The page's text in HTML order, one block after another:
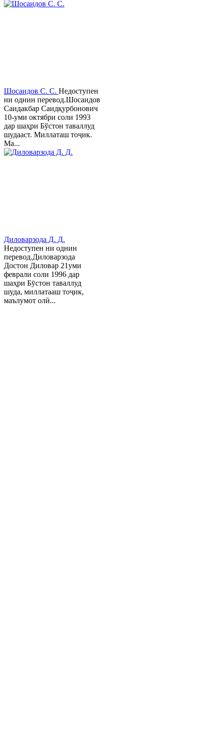
Шосаидов С. С. Недоступен
ни однин перевод.Шосаидов
Саидакбар Саидқурбонович
10-уми октябри соли 1993
дар шаҳри Бўстон таваллуд
шудааст. Миллаташ тоҷик.
Ма...
Диловарзода Д. Д.
Недоступен ни однин
перевод.Диловарзода
Достон Диловар 21уми
феврали соли 1996 дар
шаҳри Бӯстон таваллуд
шуда, миллатааш тоҷик,
маълумот олӣ...